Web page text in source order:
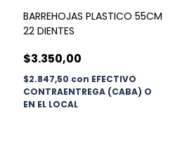
BARREHOJAS PLASTICO 55CM
22 DIENTES
$3.350,00
$2.847,50 con EFECTIVO
CONTRAENTREGA (CABA) O
EN EL LOCAL